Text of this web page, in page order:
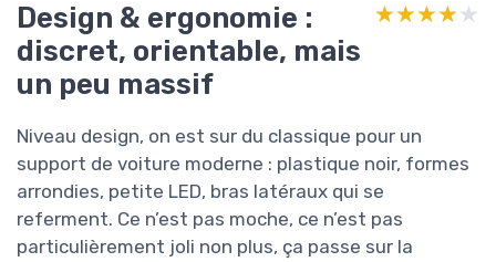
Design & ergonomie :
discret, orientable, mais
un peu massif
★★★★★
★★★★★
Niveau design, on est sur du classique pour un
support de voiture moderne : plastique noir, formes
arrondies, petite LED, bras latéraux qui se
referment. Ce n’est pas moche, ce n’est pas
particulièrement joli non plus, ça passe sur la